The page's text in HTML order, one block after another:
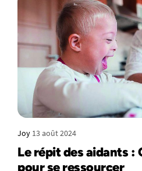
Joy 13 août 2024
Le répit des aidants :
pour se ressourcer